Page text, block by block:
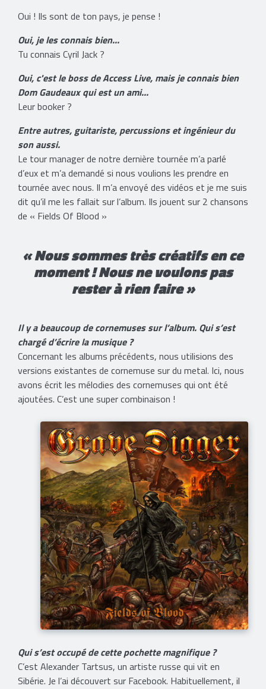
Oui ! Ils sont de ton pays, je pense !
Oui, je les connais bien...
Tu connais Cyril Jack ?
Oui, c'est le boss de Access Live, mais je connais bien
Dom Gaudeaux qui est un ami...
Leur booker ?
Entre autres, guitariste, percussions et ingénieur du
son aussi.
Le tour manager de notre dernière tournée m’a parlé
d’eux et m’a demandé si nous voulions les prendre en
tournée avec nous. Il m’a envoyé des vidéos et je me suis
dit qu’il me les fallait sur l’album. Ils jouent sur 2 chansons
de « Fields Of Blood »
« Nous sommes très créatifs en ce
moment ! Nous ne voulons pas
rester à rien faire »
Il y a beaucoup de cornemuses sur l’album. Qui s’est
chargé d’écrire la musique ?
Concernant les albums précédents, nous utilisions des
versions existantes de cornemuse sur du metal. Ici, nous
avons écrit les mélodies des cornemuses qui ont été
ajoutées. C’est une super combinaison !
Qui s’est occupé de cette pochette magnifique ?
C’est Alexander Tartsus, un artiste russe qui vit en
Sibérie. Je l’ai découvert sur Facebook. Habituellement, il